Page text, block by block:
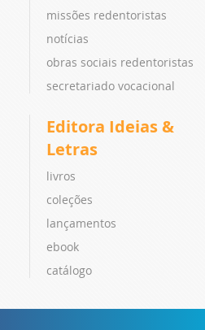
missões redentoristas
notícias
obras sociais redentoristas
secretariado vocacional
Editora Ideias &
Letras
livros
coleções
lançamentos
ebook
catálogo